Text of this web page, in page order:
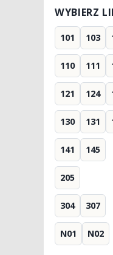
WYBIERZ
101 103
110 111
121 124
130 131
141 145
205
304 307
N01 N02